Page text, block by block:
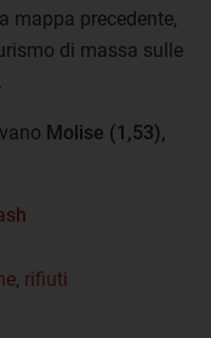
mappa precedente,
di massa sulle
Molise (1,53),
, rifiuti